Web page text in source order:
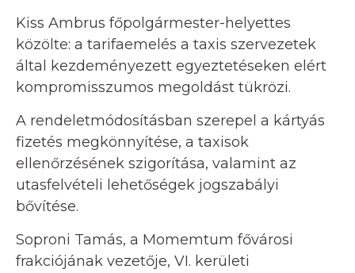
Kiss Ambrus főpolgármester-helyettes
közölte: a tarifaemelés a taxis szervezetek
által kezdeményezett egyeztetéseken elért
kompromisszumos megoldást tükrözi.
A rendeletmódosításban szerepel a kártyás
fizetés megkönnyítése, a taxisok
ellenőrzésének szigorítása, valamint az
utasfelvételi lehetőségek jogszabályi
bővítése.
Soproni Tamás, a Momemtum fővárosi
frakciójának vezetője, VI. kerületi